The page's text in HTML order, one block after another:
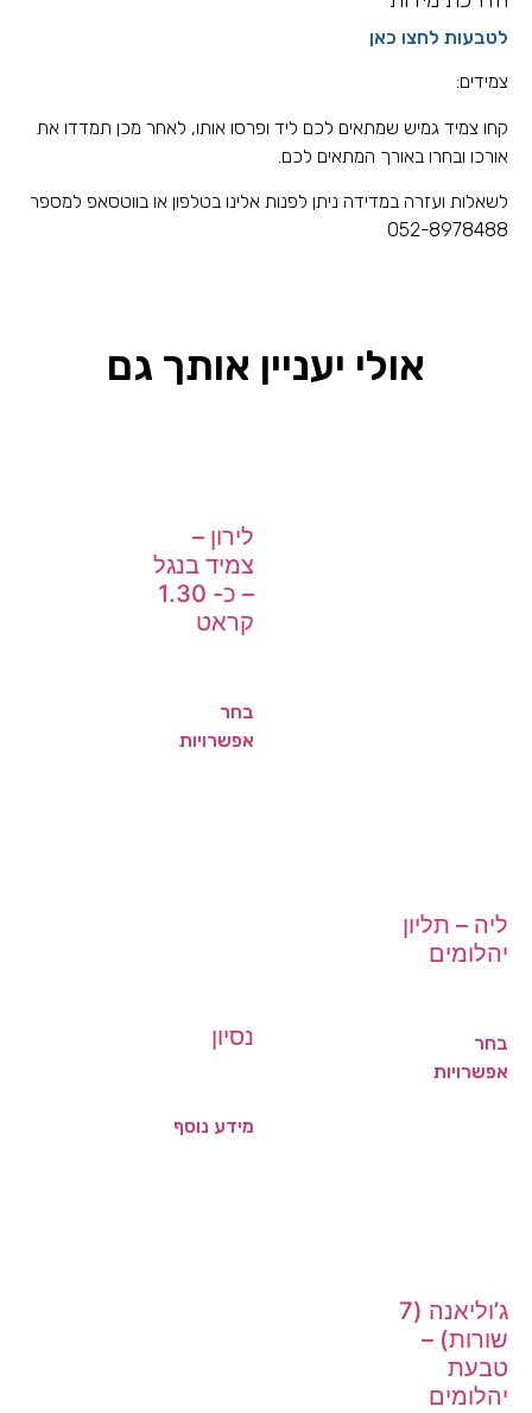
לטבעות לחצו כאן
צמידים:
קחו צמיד גמיש שמתאים לכם ליד ופרסו אותו, לאחר מכן תמדדו את
אורכו ובחרו באורך המתאים לכם.
לשאלות ועזרה במדידה ניתן לפנות אלינו בטלפון או בווטסאפ למספר
052-8978488
אולי יעניין אותך גם
לירון –
צמיד בנגל
– כ- 1.30
קראט
בחר
אפשרויות
ליה – תליון
יהלומים
בחר
אפשרויות
נסיון
מידע נוסף
ג’וליאנה (7
שורות) –
טבעת
יהלומים